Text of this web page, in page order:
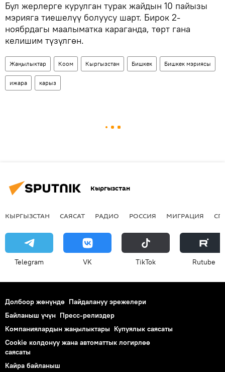
Бул жерлерге курулган турак жайдын 10 пайызы
мэрияга тиешелүү болуусу шарт. Бирок 2-
ноябрдагы маалыматка караганда, төрт гана
келишим түзүлгөн.
Жаңылыктар Коом Кыргызстан Бишкек Бишкек мэриясы
ижара карыз
Кыргызстан
КЫРГЫЗСТАН САЯСАТ РАДИО РОССИЯ МИГРАЦИЯ
Telegram VK ТikТоk Rutube
Долбоор жөнүндө Пайдалануу эрежелери
Байланыш үчүн Пресс-релиздер
Компаниялардын жаңылыктары Купуялык саясаты
Cookie колдонуу жана автоматтык логирлөө
саясаты
Кайра байланыш